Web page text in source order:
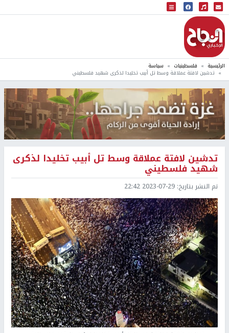
البث المباشر
إذاعة النجاح
الرئيسية فلسطينيات سياسة
تدشين لافتة عملاقة وسط تل أبيب تخليدا لذكرى شهيد فلسطيني
تدشين لافتة عملاقة وسط تل أبيب تخليدا لذكرى
شهيد فلسطيني
تم النشر بتاريخ: 2023-07-29 22:42